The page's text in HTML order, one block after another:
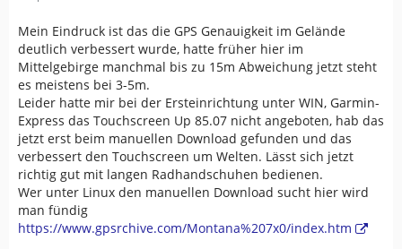
Mein Eindruck ist das die GPS Genauigkeit im Gelände
deutlich verbessert wurde, hatte früher hier im
Mittelgebirge manchmal bis zu 15m Abweichung jetzt steht
es meistens bei 3-5m.
Leider hatte mir bei der Ersteinrichtung unter WIN, Garmin-
Express das Touchscreen Up 85.07 nicht angeboten, hab das
jetzt erst beim manuellen Download gefunden und das
verbessert den Touchscreen um Welten. Lässt sich jetzt
richtig gut mit langen Radhandschuhen bedienen.
Wer unter Linux den manuellen Download sucht hier wird
man fündig
https://www.gpsrchive.com/Montana%207x0/index.htm